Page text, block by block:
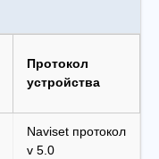
Протокол
устройства
Naviset протокол
v 5.0